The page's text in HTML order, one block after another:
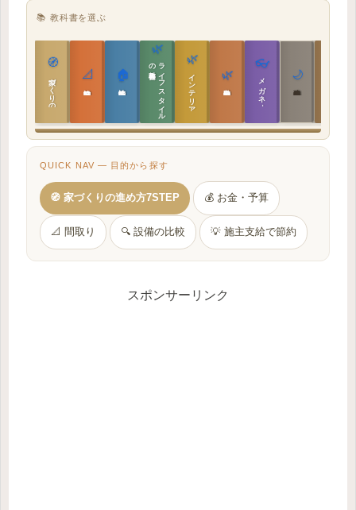
📚 教科書を選ぶ
🧭
家づくりの教科書 📐
実施設計の教科書
🏠
性能設計の教科書
🌿
ラ
イ
フ
ス
タ
イ
ル
の
教科書 🌿
インテリア設計 🌿
敷地設計の教科書
👓
メガネ｜転職 🌙
建築思想の教科書
QUICK NAV — 目的から探す
🧭 家づくりの進め方7STEP 💰 お金・予算
📐 間取り 🔍 設備の比較 💡 施主支給で節約
スポンサーリンク